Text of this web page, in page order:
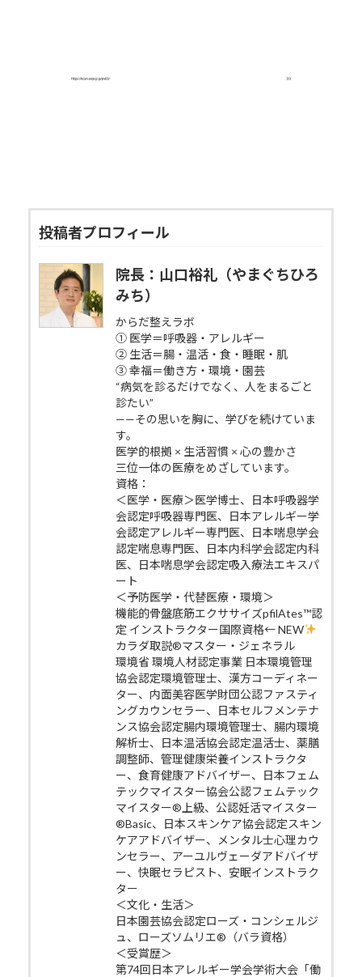
投稿者プロフィール
院長：山口裕礼（やまぐちひろ
みち）
からだ整えラボ
① 医学＝呼吸器・アレルギー
② 生活＝腸・温活・食・睡眠・肌
③ 幸福＝働き方・環境・園芸
“病気を診るだけでなく、人をまるごと
診たい”
——その思いを胸に、学びを続けていま
す。
医学的根拠 × 生活習慣 × 心の豊かさ
三位一体の医療をめざしています。
資格：
＜医学・医療＞医学博士、日本呼吸器学
会認定呼吸器専門医、日本アレルギー学
会認定アレルギー専門医、日本喘息学会
認定喘息専門医、日本内科学会認定内科
医、日本喘息学会認定吸入療法エキスパ
ート
＜予防医学・代替医療・環境＞
機能的骨盤底筋エクササイズpfilAtes™認
定 インストラクター国際資格← NEW
カラダ取説®マスター・ジェネラル
環境省 環境人材認定事業 日本環境管理
協会認定環境管理士、漢方コーディネー
ター、内面美容医学財団公認ファスティ
ングカウンセラー、日本セルフメンテナ
ンス協会認定腸内環境管理士、腸内環境
解析士、日本温活協会認定温活士、薬膳
調整師、管理健康栄養インストラクタ
ー、食育健康アドバイザー、日本フェム
テックマイスター協会公認フェムテック
マイスター®上級、公認妊活マイスター
®Basic、日本スキンケア協会認定スキン
ケアアドバイザー、メンタル士心理カウ
ンセラー、アーユルヴェーダアドバイザ
ー、快眠セラピスト、安眠インストラク
ター
＜文化・生活＞
日本園芸協会認定ローズ・コンシェルジ
ュ、ローズソムリエ®（バラ資格）
＜受賞歴＞
第74回日本アレルギー学会学術大会「働